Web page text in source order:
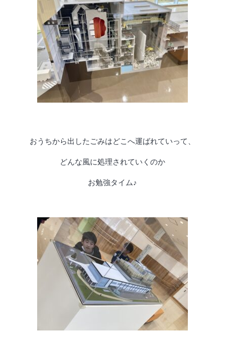
おうちから出したごみはどこへ運ばれていって、
どんな風に処理されていくのか
お勉強タイム♪